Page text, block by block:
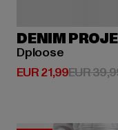
DENIM
Dploose
EUR 21,99
Derzeitiger Preis:
EUR